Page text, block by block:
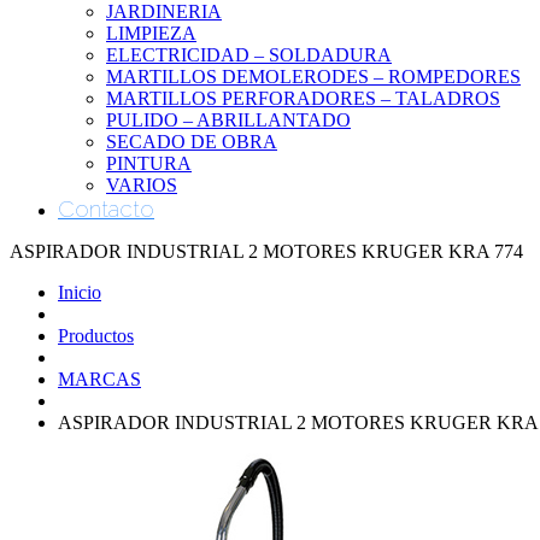
JARDINERIA
LIMPIEZA
ELECTRICIDAD – SOLDADURA
MARTILLOS DEMOLERODES – ROMPEDORES
MARTILLOS PERFORADORES – TALADROS
PULIDO – ABRILLANTADO
SECADO DE OBRA
PINTURA
VARIOS
Contacto
ASPIRADOR INDUSTRIAL 2 MOTORES KRUGER KRA 774
Inicio
Productos
MARCAS
ASPIRADOR INDUSTRIAL 2 MOTORES KRUGER KRA